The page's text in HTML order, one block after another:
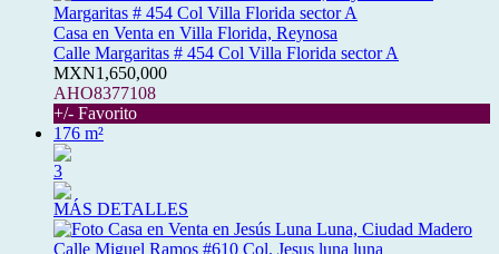
Casa en Venta en Villa Florida, Reynosa
Calle Margaritas # 454 Col Villa Florida sector A
MXN1,650,000
AHO8377108
+/- Favorito
176 m²
3
MÁS DETALLES